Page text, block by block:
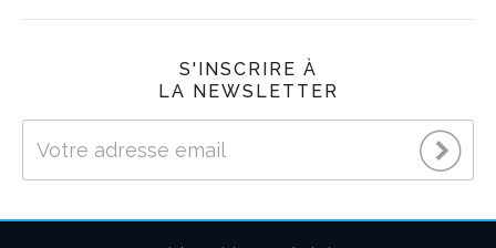
S'INSCRIRE À
LA NEWSLETTER